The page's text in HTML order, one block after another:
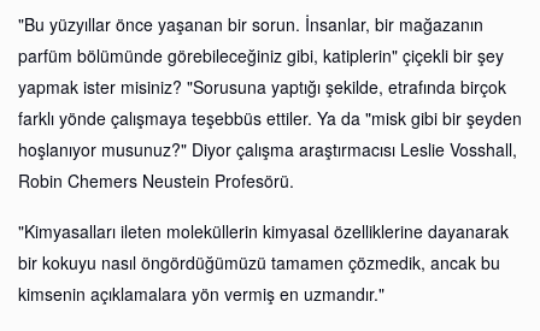
"Bu yüzyıllar önce yaşanan bir sorun. İnsanlar, bir mağazanın
parfüm bölümünde görebileceğiniz gibi, katiplerin" çiçekli bir şey
yapmak ister misiniz? "Sorusuna yaptığı şekilde, etrafında birçok
farklı yönde çalışmaya teşebbüs ettiler. Ya da "misk gibi bir şeyden
hoşlanıyor musunuz?" Diyor çalışma araştırmacısı Leslie Vosshall,
Robin Chemers Neustein Profesörü.
"Kimyasalları ileten moleküllerin kimyasal özelliklerine dayanarak
bir kokuyu nasıl öngördüğümüzü tamamen çözmedik, ancak bu
kimsenin açıklamalara yön vermiş en uzmandır."